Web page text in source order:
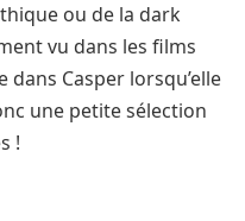
ou de la dark
vu dans les films
dans Casper lorsqu’elle
une petite sélection
!